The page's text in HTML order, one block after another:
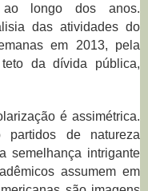
ao longo dos anos.
das atividades do
em 2013, pela
da dívida pública,
é assimétrica.
partidos de natureza
semelhança intrigante
assumem em